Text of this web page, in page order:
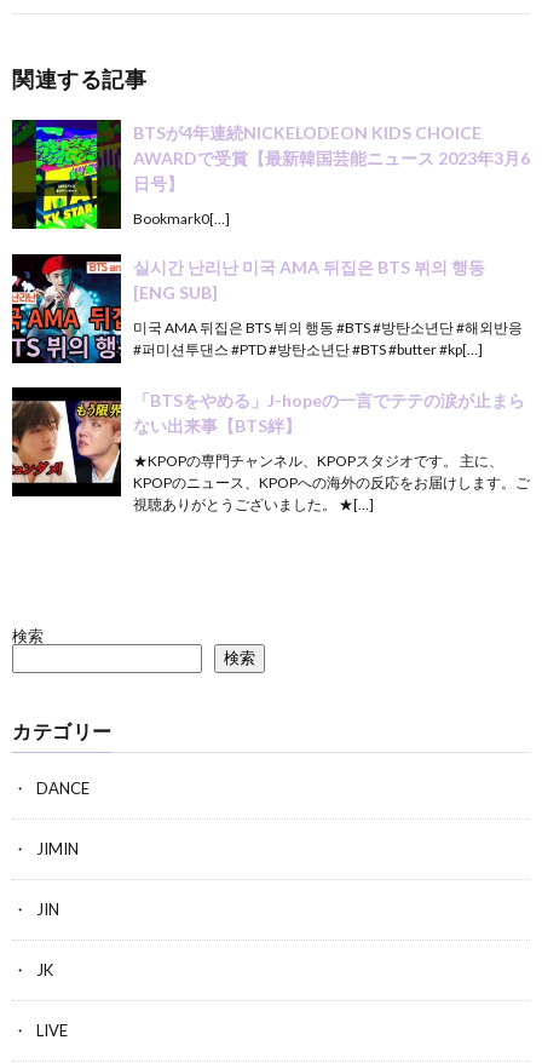
関連する記事
BTSが4年連続NICKELODEON KIDS CHOICE
AWARDで受賞【最新韓国芸能ニュース 2023年3月6
日号】
Bookmark0[…]
실시간 난리난 미국 AMA 뒤집은 BTS 뷔의 행동
[ENG SUB]
미국 AMA 뒤집은 BTS 뷔의 행동 #BTS #방탄소년단 #해외반응
#퍼미션투댄스 #PTD #방탄소년단 #BTS #butter #kp[…]
「BTSをやめる」J-hopeの一言でテテの涙が止まら
ない出来事【BTS絆】
★KPOPの専門チャンネル、KPOPスタジオです。 主に、
KPOPのニュース、KPOPへの海外の反応をお届けします。ご
視聴ありがとうございました。 ★[…]
検索
検索
カテゴリー
DANCE
JIMIN
JIN
JK
LIVE